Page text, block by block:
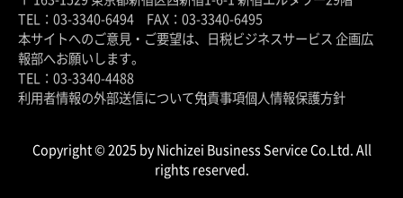
TEL：03-3340-6494 FAX：03-3340-6495
本サイトへのご意見・ご要望は、日税ビジネスサービス 企画広
報部へお願いします。
TEL：03-3340-4488
利用者情報の外部送信について免責事項個人情報保護方針
Copyright © 2025 by Nichizei Business Service Co.Ltd. All
rights reserved.